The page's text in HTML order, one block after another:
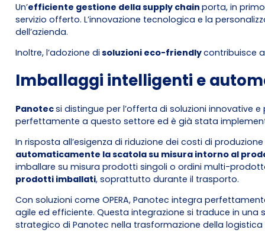
Un’efficiente gestione della supply chain porta, in
servizio offerto. L’innovazione tecnologica e la
dell’azienda.
Inoltre, l’adozione di soluzioni eco-friendlycontribuisce
Imballaggi intelligenti e
Panotecsi distingue per l’offerta di soluzioni innovative
perfettamente a questo settore ed è già stata
In risposta all’esigenza di riduzione dei costi di
automaticamente la scatola su misura intorno al
imballare su misura prodotti singoli o ordini multi-
prodotti imballati, soprattutto durante il trasporto.
Con soluzioni come OPERA, Panotec integra
agile ed efficiente. Questa integrazione si traduce in
strategico di Panotec nella trasformazione della logistica